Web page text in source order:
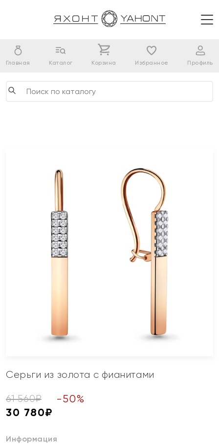
Главная Каталог Корзина Избранное Профиль
Серьги из золота с фианитами
61 560₽ -50%
30 780₽
Информация